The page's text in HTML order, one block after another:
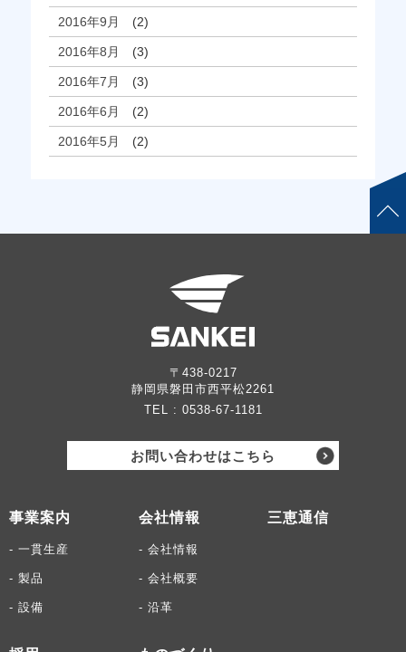
2016年9月 (2)
2016年8月 (3)
2016年7月 (3)
2016年6月 (2)
2016年5月 (2)
事業案内
- 一貫生産
- 製品
- 設備
会社情報
- 会社情報
- 会社概要
- 沿革
三恵通信
〒438-0217
静岡県磐田市西平松2261
TEL : 0538-67-1181
お問い合わせはこちら